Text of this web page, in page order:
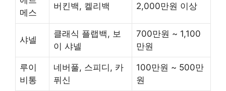
메스
버킨백, 켈리백 2,000만원 이상
샤넬
클래식 플랩백, 보
이 샤넬
700만원 ~ 1,100
만원
루이
비통
네버풀, 스피디, 카
퓌신
100만원 ~ 500만
원